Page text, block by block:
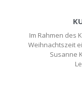
Im Rahmen des
Weihnachtszeit
Susanne